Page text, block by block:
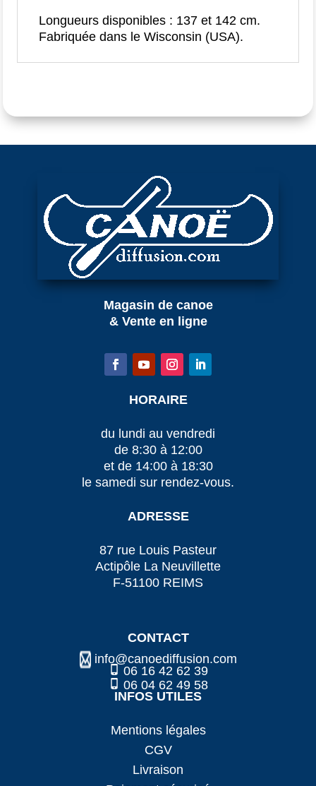
Longueurs disponibles : 137 et 142 cm.
Fabriquée dans le Wisconsin (USA).
Magasin de canoe
& Vente en ligne
HORAIRE
du lundi au vendredi
de 8:30 à 12:00
et de 14:00 à 18:30
le samedi sur rendez-vous.
ADRESSE
87 rue Louis Pasteur
Actipôle La Neuvillette
F-51100 REIMS
CONTACT
06 16 42 62 39
06 04 62 49 58
info@canoediffusion.com
INFOS UTILES
Mentions légales
CGV
Livraison